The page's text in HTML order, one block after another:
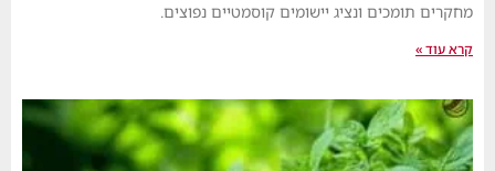
מחקרים תומכים ונציג יישומים קוסמטיים נפוצים.
קרא עוד »